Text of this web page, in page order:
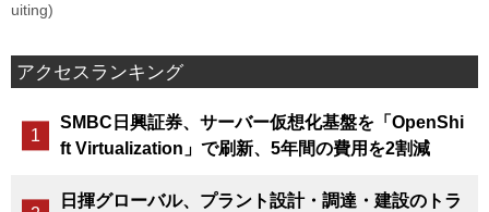
uiting)
アクセスランキング
SMBC日興証券、サーバー仮想化基盤を「OpenShi
ft Virtualization」で刷新、5年間の費用を2割減
日揮グローバル、プラント設計・調達・建設のトラ